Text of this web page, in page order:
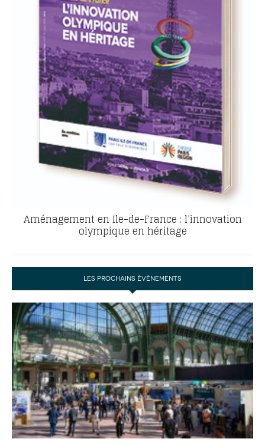
Aménagement en Ile-de-France : l’innovation
olympique en héritage
LES PROCHAINS ÉVÉNEMENTS